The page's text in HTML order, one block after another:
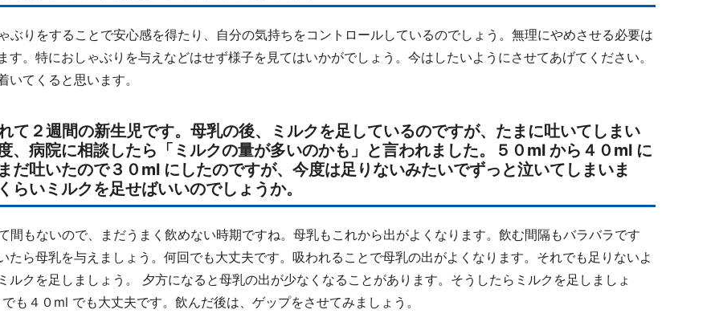
ぶりをすることで安心感を得たり、自分の気持ちをコントロールしているのでしょう。無理にやめさせる必要は
す。特におしゃぶりを与えなどはせず様子を見てはいかがでしょう。今はしたいようにさせてあげてください。
いてくると思います。
て２週間の新生児です。母乳の後、ミルクを足しているのですが、たまに吐いてしまい
、病院に相談したら「ミルクの量が多いのかも」と言われました。５０ml から４０ml に
だ吐いたので３０ml にしたのですが、今度は足りないみたいでずっと泣いてしまいま
らいミルクを足せばいいのでしょうか。
間もないので、まだうまく飲めない時期ですね。母乳もこれから出がよくなります。飲む間隔もバラバラです
たら母乳を与えましょう。何回でも大丈夫です。吸われることで母乳の出がよくなります。それでも足りないよ
ルクを足しましょう。 夕方になると母乳の出が少なくなることがあります。そうしたらミルクを足しましょ
も４０ml でも大丈夫です。飲んだ後は、ゲップをさせてみましょう。